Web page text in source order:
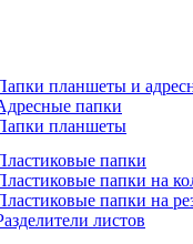
планшеты и
папки
планшеты
папки
папки на
папки на
листов